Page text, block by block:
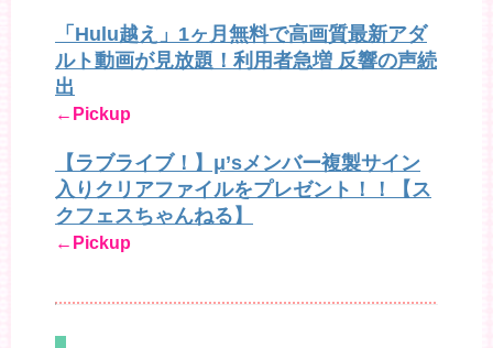
「Hulu越え」1ヶ月無料で高画質最新アダ
ルト動画が見放題！利用者急増 反響の声続
出
←Pickup
【ラブライブ！】μ’sメンバー複製サイン
入りクリアファイルをプレゼント！！【ス
クフェスちゃんねる】
←Pickup